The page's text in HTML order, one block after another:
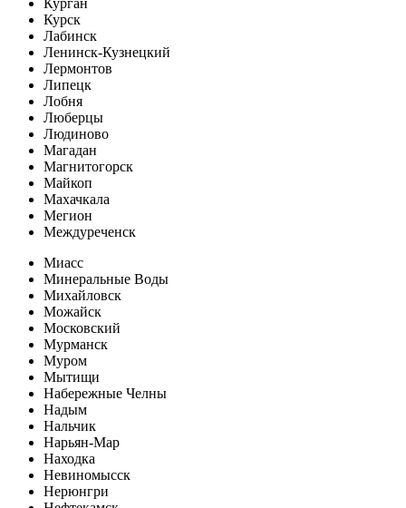
Курск
Лабинск
Ленинск-Кузнецкий
Лермонтов
Липецк
Лобня
Люберцы
Людиново
Магадан
Магнитогорск
Майкоп
Махачкала
Мегион
Междуреченск
Миасс
Минеральные Воды
Михайловск
Можайск
Московский
Мурманск
Муром
Мытищи
Набережные Челны
Надым
Нальчик
Нарьян-Мар
Находка
Невиномысск
Нерюнгри